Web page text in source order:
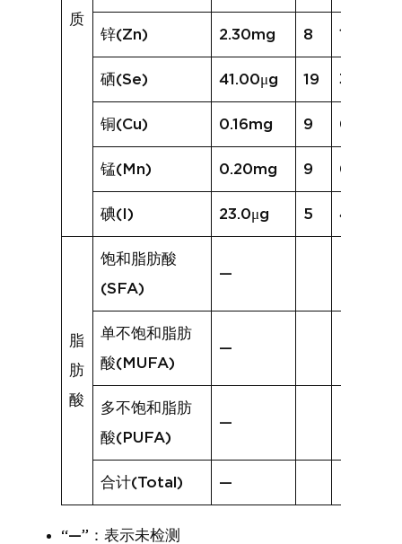
质
锌(Zn) 2.30mg 8 1.20mg
硒(Se) 41.00μg 19 31.24μg
铜(Cu) 0.16mg 9 0.08mg
锰(Mn) 0.20mg 9 0.19mg
碘(I) 23.0μg 5 4.6μg
脂
肪
酸
饱和脂肪酸
(SFA)
—
单不饱和脂肪
酸(MUFA)
—
多不饱和脂肪
酸(PUFA)
—
合计(Total) —
“—”：表示未检测